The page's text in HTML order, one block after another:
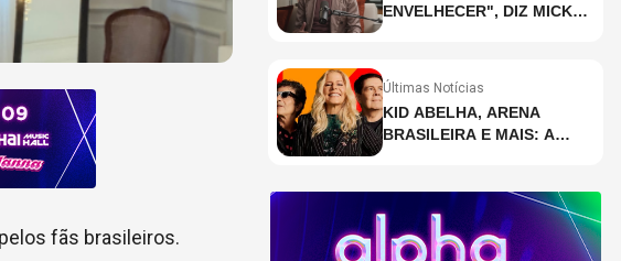
fãs brasileiros.
ENVELHECER", DIZ MICK
Últimas Notícias
KID ABELHA, ARENA
BRASILEIRA E MAIS: A